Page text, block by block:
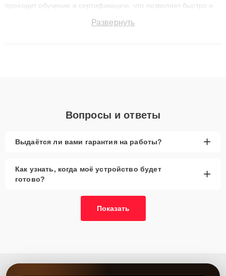
проходит обучение и сертификацию, что позволяет быстро и
сохранением гарантии до 3 лет. Наши мастера решают
Развернуть
Вопросы и ответы
Выдаётся ли вами гарантия на работы? +
Как узнать, когда моё устройство будет
готово?
+
Показать